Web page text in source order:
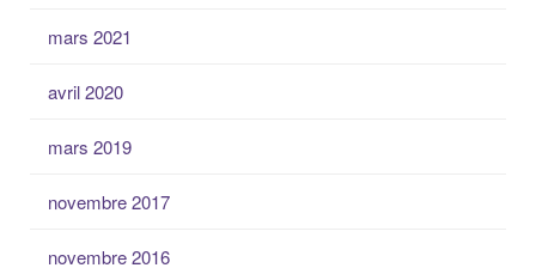
mars 2021
avril 2020
mars 2019
novembre 2017
novembre 2016